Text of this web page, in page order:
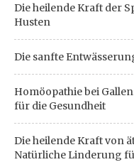
Die heilende Kraft der
Husten
Die sanfte
Homöopathie bei
für die Gesundheit
Die heilende Kraft von
Natürliche Linderung